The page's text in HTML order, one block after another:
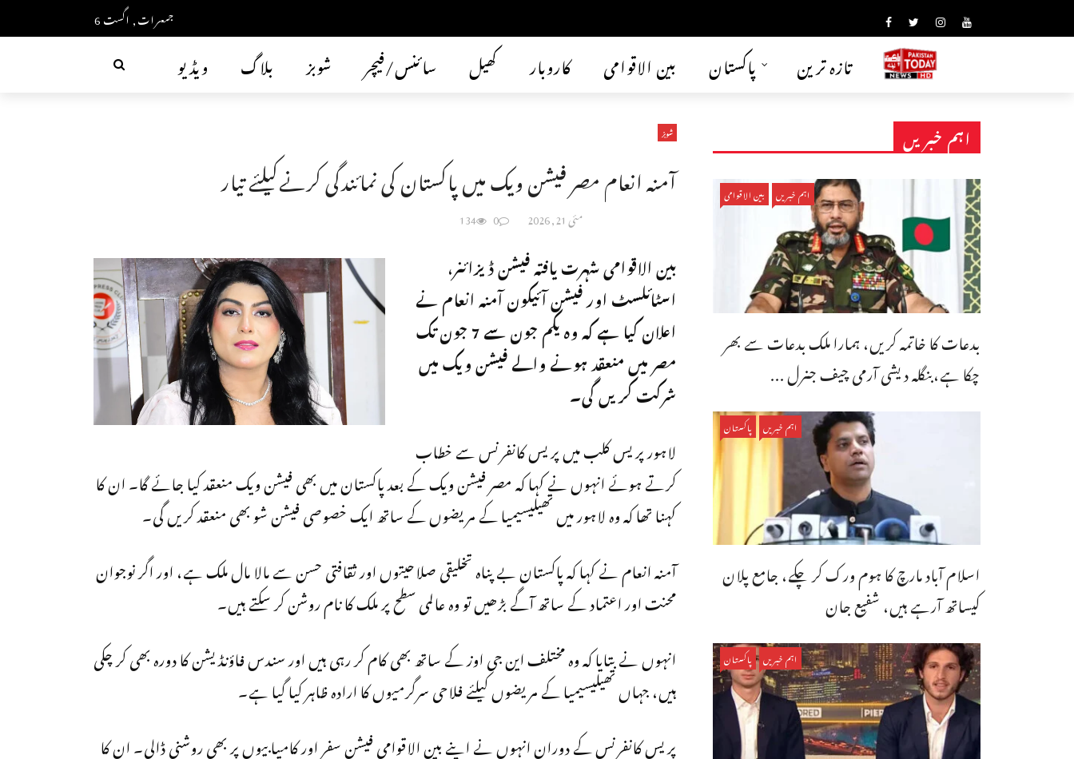
جمعرات, اگست 6
ویڈیو بلاگ شوبز سائنس/فیچر کھیل کاروبار بین الاقوامی پاکستان تازہ ترین
شوبز
آمنہ انعام مصر فیشن ویک میں پاکستان کی نمائندگی کرنےکیلئے تیار
مئی 21, 2026 0
134
بین الاقوامی شہرت یافتہ فیشن ڈیزائنر،
اسٹائلسٹ اور فیشن آئیکون آمنہ انعام نے
اعلان کیا ہے کہ وہ یکم جون سے 7 جون تک
مصر میں منعقد ہونے والے فیشن ویک میں
شرکت کریں گی۔
لاہور پریس کلب میں پریس کانفرنس سے خطاب
کرتے ہوئے انہوں نے کہا کہ مصر فیشن ویک کے بعد پاکستان میں بھی فیشن ویک منعقد کیا جائے گا۔ ان کا
کہنا تھا کہ وہ لاہور میں تھیلیسیمیا کے مریضوں کے ساتھ ایک خصوصی فیشن شو بھی منعقد کریں گی۔
آمنہ انعام نے کہا کہ پاکستان بے پناہ تخلیقی صلاحیتوں اور ثقافتی حسن سے مالا مال ملک ہے، اور اگر نوجوان
محنت اور اعتماد کے ساتھ آگے بڑھیں تو وہ عالمی سطح پر ملک کا نام روشن کر سکتے ہیں۔
انہوں نے بتایا کہ وہ مختلف این جی اوز کے ساتھ بھی کام کر رہی ہیں اور سندس فاؤنڈیشن کا دورہ بھی کر چکی
ہیں، جہاں تھیلیسیمیا کے مریضوں کیلئے فلاحی سرگرمیوں کا ارادہ ظاہر کیا گیا ہے۔
پریس کانفرنس کے دوران انہوں نے اپنے بین الاقوامی فیشن سفر اور کامیابیوں پر بھی روشنی ڈالی۔ ان کا
اہم خبریں
اہم خبریں بین الاقوامی
بدعات کا خاتمہ کریں، ہمارا ملک بدعات سے بھر
چکا ہے،بنگله دیشی آرمی چیف جنرل ...
اہم خبریں پاکستان
اسلام آباد مارچ کا ہوم ورک کر چکے، جامع پلان
کیساتھ آرہے ہیں، شفیع جان
اہم خبریں پاکستان